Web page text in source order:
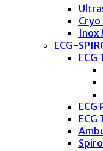
Inox
ECG-
ECG
ECG
ECG